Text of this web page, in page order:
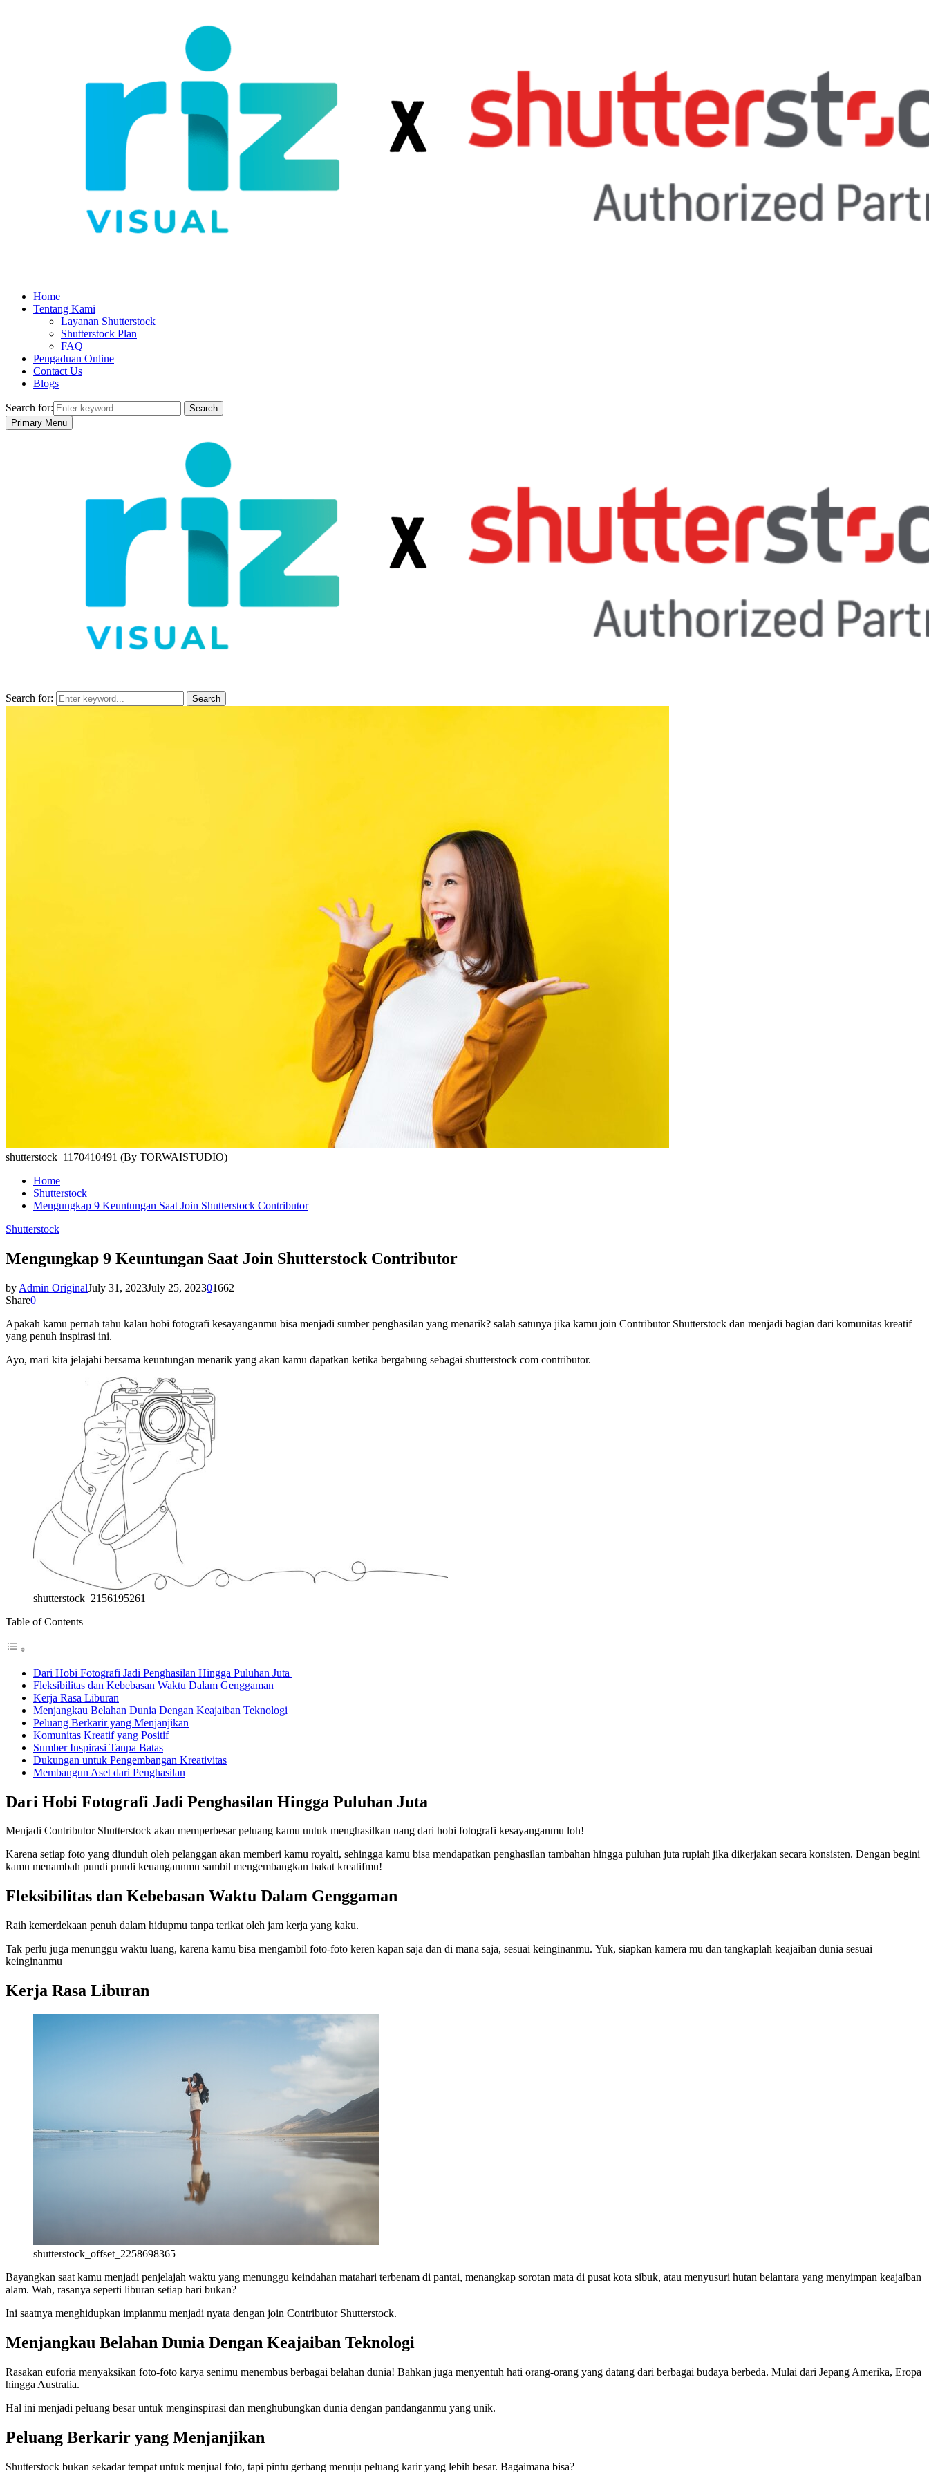
Home
Tentang Kami
Layanan Shutterstock
Shutterstock Plan
FAQ
Pengaduan Online
Contact Us
Blogs
Search for:
Search
Primary Menu
Search for: Search
shutterstock_1170410491 (By TORWAISTUDIO)
Home
Shutterstock
Mengungkap 9 Keuntungan Saat Join Shutterstock Contributor
Shutterstock
Mengungkap 9 Keuntungan Saat Join Shutterstock Contributor
by Admin OriginalJuly 31, 2023July 25, 202301662
Share0
Apakah kamu pernah tahu kalau hobi fotografi kesayanganmu bisa menjadi sumber penghasilan yang menarik? salah satunya jika kamu join Contributor Shutterstock dan menjadi bagian dari komunitas kreatif
yang penuh inspirasi ini.
Ayo, mari kita jelajahi bersama keuntungan menarik yang akan kamu dapatkan ketika bergabung sebagai shutterstock com contributor.
shutterstock_2156195261
Table of Contents
Dari Hobi Fotografi Jadi Penghasilan Hingga Puluhan Juta
Fleksibilitas dan Kebebasan Waktu Dalam Genggaman
Kerja Rasa Liburan
Menjangkau Belahan Dunia Dengan Keajaiban Teknologi
Peluang Berkarir yang Menjanjikan
Komunitas Kreatif yang Positif
Sumber Inspirasi Tanpa Batas
Dukungan untuk Pengembangan Kreativitas
Membangun Aset dari Penghasilan
Dari Hobi Fotografi Jadi Penghasilan Hingga Puluhan Juta
Menjadi Contributor Shutterstock akan memperbesar peluang kamu untuk menghasilkan uang dari hobi fotografi kesayanganmu loh!
Karena setiap foto yang diunduh oleh pelanggan akan memberi kamu royalti, sehingga kamu bisa mendapatkan penghasilan tambahan hingga puluhan juta rupiah jika dikerjakan secara konsisten. Dengan begini
kamu menambah pundi pundi keuangannmu sambil mengembangkan bakat kreatifmu!
Fleksibilitas dan Kebebasan Waktu Dalam Genggaman
Raih kemerdekaan penuh dalam hidupmu tanpa terikat oleh jam kerja yang kaku.
Tak perlu juga menunggu waktu luang, karena kamu bisa mengambil foto-foto keren kapan saja dan di mana saja, sesuai keinginanmu. Yuk, siapkan kamera mu dan tangkaplah keajaiban dunia sesuai
keinginanmu
Kerja Rasa Liburan
shutterstock_offset_2258698365
Bayangkan saat kamu menjadi penjelajah waktu yang menunggu keindahan matahari terbenam di pantai, menangkap sorotan mata di pusat kota sibuk, atau menyusuri hutan belantara yang menyimpan keajaiban
alam. Wah, rasanya seperti liburan setiap hari bukan?
Ini saatnya menghidupkan impianmu menjadi nyata dengan join Contributor Shutterstock.
Menjangkau Belahan Dunia Dengan Keajaiban Teknologi
Rasakan euforia menyaksikan foto-foto karya senimu menembus berbagai belahan dunia! Bahkan juga menyentuh hati orang-orang yang datang dari berbagai budaya berbeda. Mulai dari Jepang Amerika, Eropa
hingga Australia.
Hal ini menjadi peluang besar untuk menginspirasi dan menghubungkan dunia dengan pandanganmu yang unik.
Peluang Berkarir yang Menjanjikan
Shutterstock bukan sekadar tempat untuk menjual foto, tapi pintu gerbang menuju peluang karir yang lebih besar. Bagaimana bisa?